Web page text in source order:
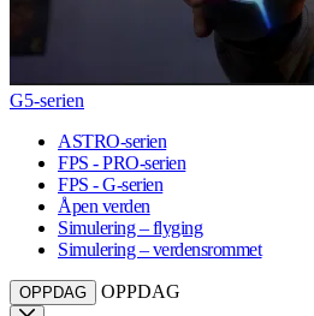
G5-serien
ASTRO-serien
FPS - PRO-serien
FPS - G-serien
Åpen verden
Simulering – flyging
Simulering – verdensrommet
OPPDAG OPPDAG